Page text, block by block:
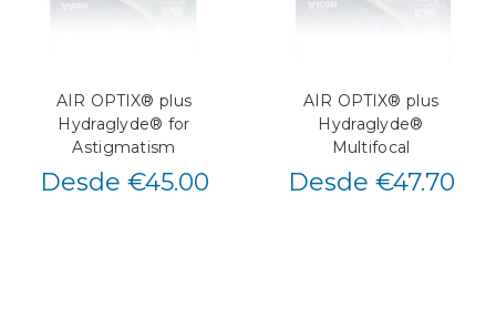
AIR OPTIX® plus
Hydraglyde® for
Astigmatism
Desde €45.00
AIR OPTIX® plus
Hydraglyde®
Multifocal
Desde €47.70